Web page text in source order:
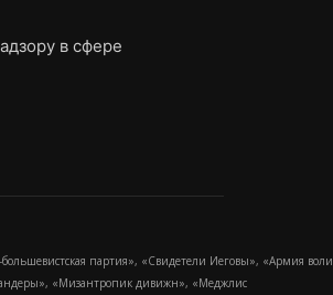
в сфере
партия», «Свидетели Иеговы», «Армия воли
«Мизантропик дивижн», «Меджлис